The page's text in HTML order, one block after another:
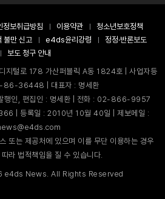
정보취급방침 이용약관
청소년보호정책
불만 신고 e4ds윤리강령
정정·반론보도
보도 청구 안내
지털로 178 가산퍼블릭 A동 1824호 | 사업자등
86-36448 | 대표자 : 명세환
행인, 편집인 : 명세환 | 전화 : 02-866-9957
| 등록일 : 2010년 10월 40일 | 제보메일 :
또는 제공처에 있으며 이를 무단 이용하는 경우
라 법적책임을 질 수 있습니다.
e4ds News. All Rights Reserved